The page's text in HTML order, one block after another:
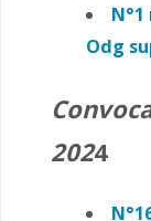
Odg
2024